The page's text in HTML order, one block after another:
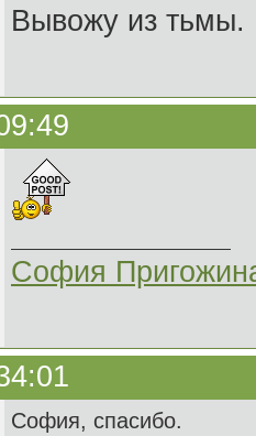
Вывожу из тьмы.
София
София, спасибо.